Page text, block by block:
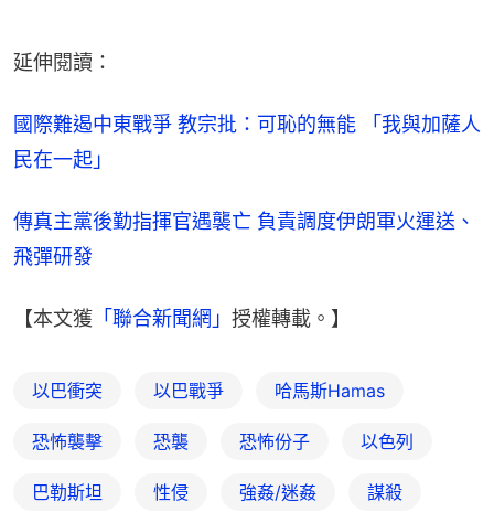
延伸閱讀：
國際難遏中東戰爭 教宗批：可恥的無能 「我與加薩人
民在一起」
傳真主黨後勤指揮官遇襲亡 負責調度伊朗軍火運送、
飛彈研發
【本文獲 「聯合新聞網」 授權轉載。】
以巴衝突 以巴戰爭 哈馬斯Hamas
恐怖襲擊 恐襲 恐怖份子 以色列
巴勒斯坦 性侵 強姦/迷姦 謀殺